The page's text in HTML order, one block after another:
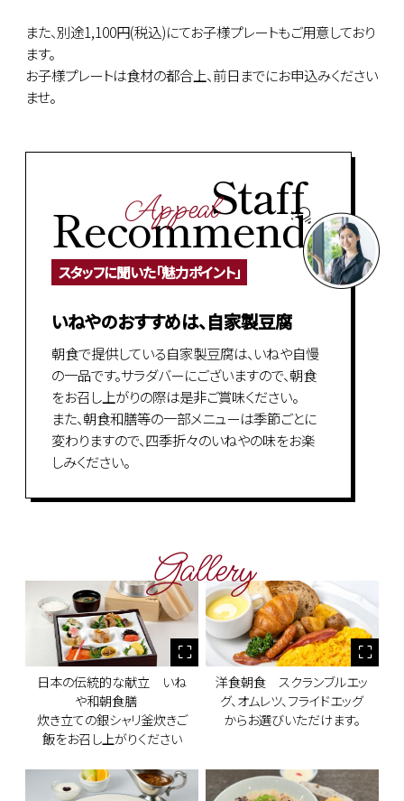
また、別途1,100円(税込)にてお子様プレートもご用意しており
ます。
お子様プレートは食材の都合上、前日までにお申込みください
ませ。
AppealStaff
Recommend
スタッフに聞いた「魅力ポイント」
いねやのおすすめは、自家製豆腐
朝食で提供している自家製豆腐は、いねや自慢
の一品です。サラダバーにございますので、朝食
をお召し上がりの際は是非ご賞味ください。
また、朝食和膳等の一部メニューは季節ごとに
変わりますので、四季折々のいねやの味をお楽
しみください。
Gallery
日本の伝統的な献立 いね
や和朝食膳
炊き立ての銀シャリ釜炊きご
飯をお召し上がりください
洋食朝食 スクランブルエッ
グ、オムレツ、フライドエッグ
からお選びいただけます。